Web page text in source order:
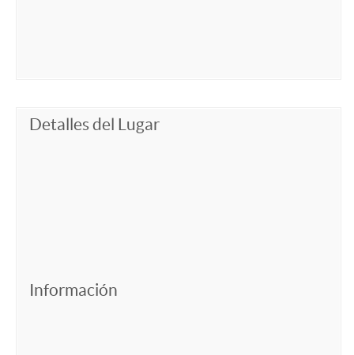
Detalles del Lugar
Información